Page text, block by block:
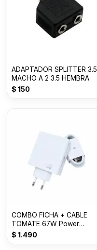
ADAPTADOR SPLITTER 3.5
MACHO A 2 3.5 HEMBRA
$ 150
COMBO FICHA + CABLE
TOMATE 67W Power
Adapter Suit T-CH017
$ 1.490